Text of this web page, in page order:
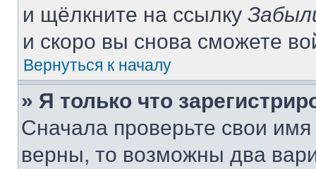
и щёлкните на ссылку
и скоро вы снова сможете
Вернуться к началу
» Я только что
Сначала проверьте свои
верны, то возможны два